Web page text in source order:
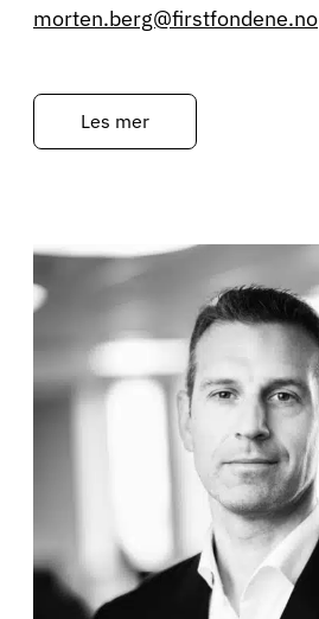
morten.berg@firstfondene.no
Les mer